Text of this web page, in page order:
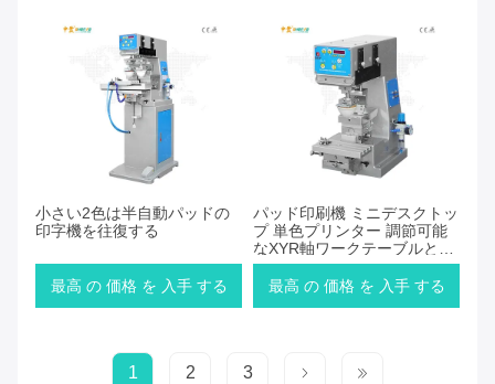
小さい2色は半自動パッドの
印字機を往復する
最高 の 価格 を 入手 する
パッド印刷機 ミニデスクトッ
プ 単色プリンター 調節可能
なXYR軸ワークテーブルとコ
ンパクトサイズデザイン
最高 の 価格 を 入手 する
1 2 3